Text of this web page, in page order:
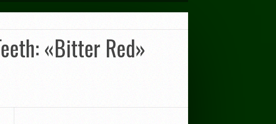
«Bitter Red»